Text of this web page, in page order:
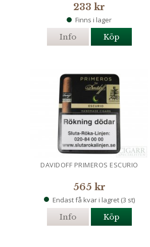
233 kr
Finns i lager
Info Köp
DAVIDOFF PRIMEROS ESCURIO
565 kr
Endast få kvar i lagret (3 st)
Info Köp